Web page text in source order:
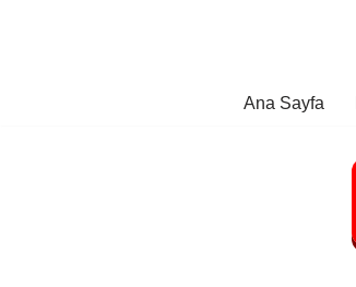
Ana Sayfa